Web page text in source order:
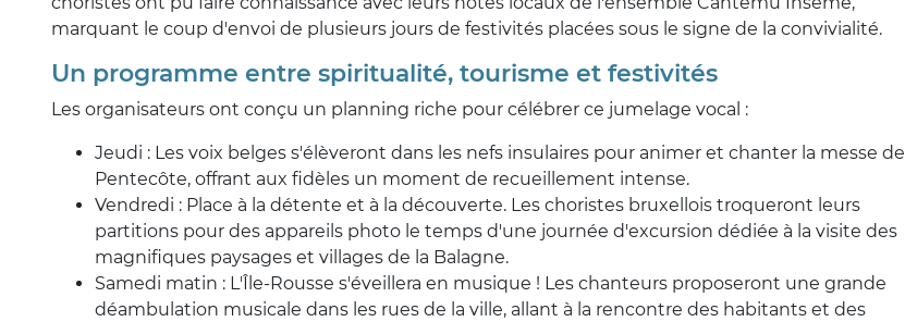
marquant le coup d'envoi de plusieurs jours de festivités placées sous le signe de la convivialité.
Un programme entre spiritualité, tourisme et festivités
Les organisateurs ont conçu un planning riche pour célébrer ce jumelage vocal :
Jeudi : Les voix belges s'élèveront dans les nefs insulaires pour animer et chanter la messe de
Pentecôte, offrant aux fidèles un moment de recueillement intense.
Vendredi : Place à la détente et à la découverte. Les choristes bruxellois troqueront leurs
partitions pour des appareils photo le temps d'une journée d'excursion dédiée à la visite des
magnifiques paysages et villages de la Balagne.
Samedi matin : L'Île-Rousse s'éveillera en musique ! Les chanteurs proposeront une grande
déambulation musicale dans les rues de la ville, allant à la rencontre des habitants et des